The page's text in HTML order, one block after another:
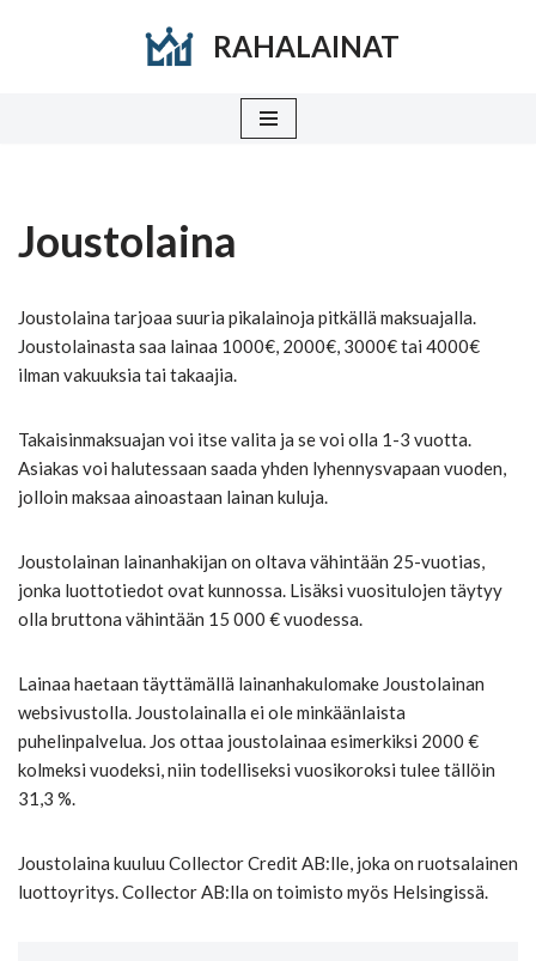
RAHALAINAT
Joustolaina
Joustolaina tarjoaa suuria pikalainoja pitkällä maksuajalla.
Joustolainasta saa lainaa 1000€, 2000€, 3000€ tai 4000€
ilman vakuuksia tai takaajia.
Takaisinmaksuajan voi itse valita ja se voi olla 1-3 vuotta.
Asiakas voi halutessaan saada yhden lyhennysvapaan vuoden,
jolloin maksaa ainoastaan lainan kuluja.
Joustolainan lainanhakijan on oltava vähintään 25-vuotias,
jonka luottotiedot ovat kunnossa. Lisäksi vuositulojen täytyy
olla bruttona vähintään 15 000 € vuodessa.
Lainaa haetaan täyttämällä lainanhakulomake Joustolainan
websivustolla. Joustolainalla ei ole minkäänlaista
puhelinpalvelua. Jos ottaa joustolainaa esimerkiksi 2000 €
kolmeksi vuodeksi, niin todelliseksi vuosikoroksi tulee tällöin
31,3 %.
Joustolaina kuuluu Collector Credit AB:lle, joka on ruotsalainen
luottoyritys. Collector AB:lla on toimisto myös Helsingissä.